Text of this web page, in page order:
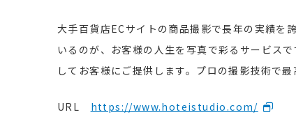
大手百貨店ECサイトの商品撮影で長年の実績を
いるのが、お客様の人生を写真で彩るサービス
してお客様にご提供します。プロの撮影技術で
URL https://www.hoteistudio.com/